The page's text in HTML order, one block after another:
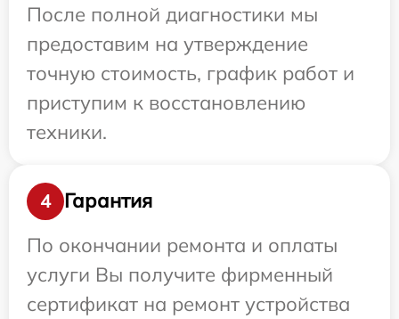
После полной диагностики мы
предоставим на утверждение
точную стоимость, график работ и
приступим к восстановлению
техники.
4
Гарантия
По окончании ремонта и оплаты
услуги Вы получите фирменный
сертификат на ремонт устройства